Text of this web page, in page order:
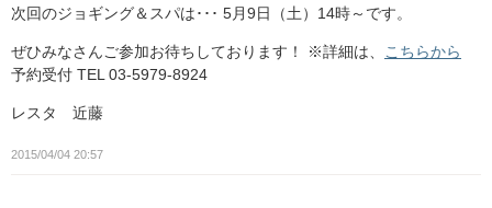
次回のジョギング＆スパは･･･ 5月9日（土）14時～です。
ぜひみなさんご参加お待ちしております！ ※詳細は、 こちらから
予約受付 TEL 03-5979-8924
レスタ 近藤
2015/04/04 20:57